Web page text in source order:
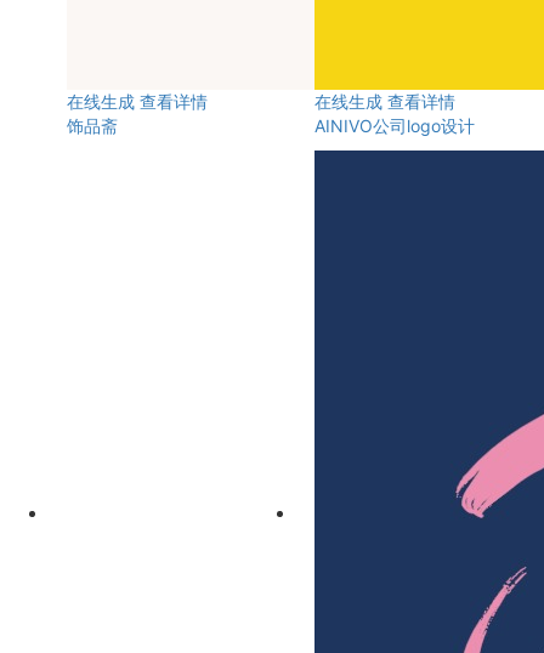
在线生成 查看详情
饰品斋
在线生成 查看详情
AINIVO公司logo设计